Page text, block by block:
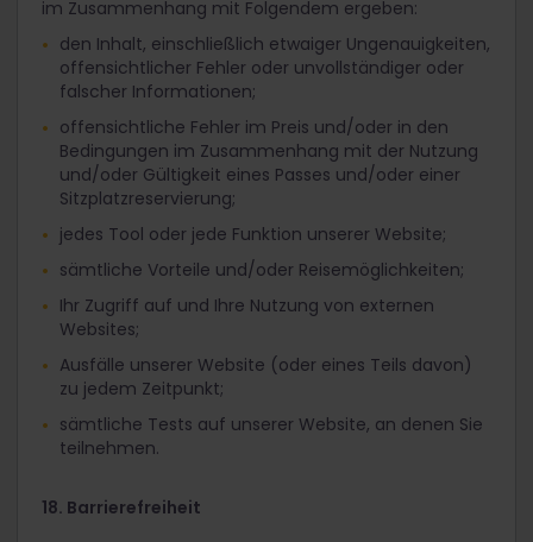
im Zusammenhang mit Folgendem ergeben:
den Inhalt, einschließlich etwaiger Ungenauigkeiten,
offensichtlicher Fehler oder unvollständiger oder
falscher Informationen;
offensichtliche Fehler im Preis und/oder in den
Bedingungen im Zusammenhang mit der Nutzung
und/oder Gültigkeit eines Passes und/oder einer
Sitzplatzreservierung;
jedes Tool oder jede Funktion unserer Website;
sämtliche Vorteile und/oder Reisemöglichkeiten;
Ihr Zugriff auf und Ihre Nutzung von externen
Websites;
Ausfälle unserer Website (oder eines Teils davon)
zu jedem Zeitpunkt;
sämtliche Tests auf unserer Website, an denen Sie
teilnehmen.
18. Barrierefreiheit